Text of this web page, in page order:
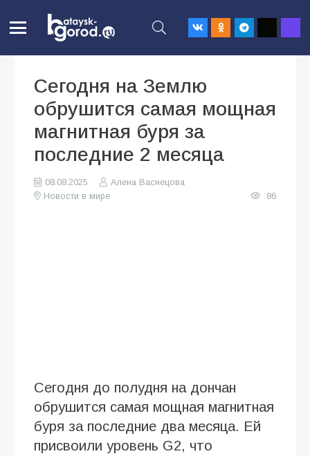
Сегодня на Землю
обрушится самая мощная
магнитная буря за
последние 2 месяца
08.08.2025
Алена Васнецова
Новости в мире
86
Сегодня до полудня на дончан
обрушится самая мощная магнитная
буря за последние два месяца. Ей
присвоили уровень G2, что